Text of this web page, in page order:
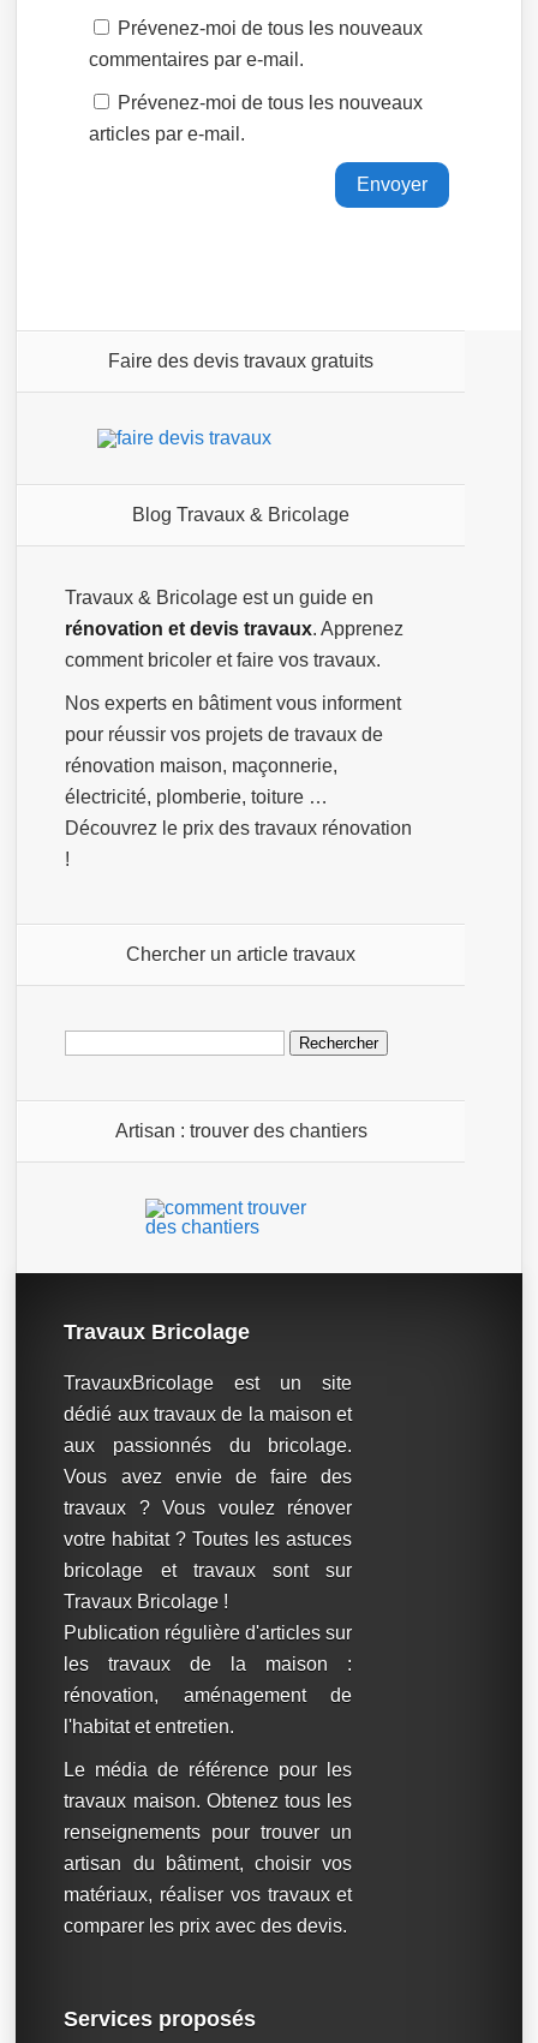
Prévenez-moi de tous les nouveaux
commentaires par e-mail.
Prévenez-moi de tous les nouveaux
articles par e-mail.
Faire des devis travaux gratuits
Blog Travaux & Bricolage
Travaux & Bricolage est un guide en
rénovation et devis travaux. Apprenez
comment bricoler et faire vos travaux.
Nos experts en bâtiment vous informent
pour réussir vos projets de travaux de
rénovation maison, maçonnerie,
électricité, plomberie, toiture …
Découvrez le prix des travaux rénovation
!
Chercher un article travaux
Rechercher :
Artisan : trouver des chantiers
Travaux Bricolage
TravauxBricolage est un site
dédié aux travaux de la maison et
aux passionnés du bricolage.
Vous avez envie de faire des
travaux ? Vous voulez rénover
votre habitat ? Toutes les astuces
bricolage et travaux sont sur
Travaux Bricolage !
Publication régulière d'articles sur
les travaux de la maison :
rénovation, aménagement de
l'habitat et entretien.
Le média de référence pour les
travaux maison. Obtenez tous les
renseignements pour trouver un
artisan du bâtiment, choisir vos
matériaux, réaliser vos travaux et
comparer les prix avec des devis.
Services proposés